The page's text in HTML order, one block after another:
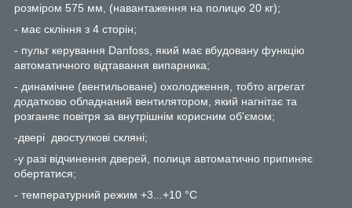
розміром 575 мм, (навантаження на полицю 20 кг);
- має скління з 4 сторін;
- пульт керування Danfoss , який має вбудовану функцію
автоматичного відтавання випарника;
- динамічне (вентильоване) охолодження, тобто агрегат
додатково обладнаний вентилятором, який нагнітає та
розганяє повітря за внутрішнім корисним об'ємом;
-двері двостулкові скляні;
-у разі відчинення дверей, полиця автоматично припиняє
обертатися;
- температурний режим +3...+10 °С